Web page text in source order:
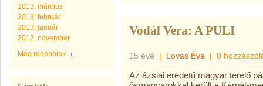
2013. március
2013. február
2013. január
2012. november
Még régebbiek
Vodál Vera: A PULI
15 éve | Lovas Éva | 0
Az ázsiai eredetű magyar terelő